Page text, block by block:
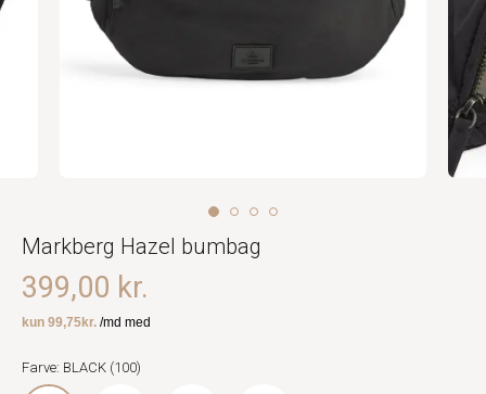
Markberg Hazel bumbag
399,00 kr.
Farve: BLACK (100)